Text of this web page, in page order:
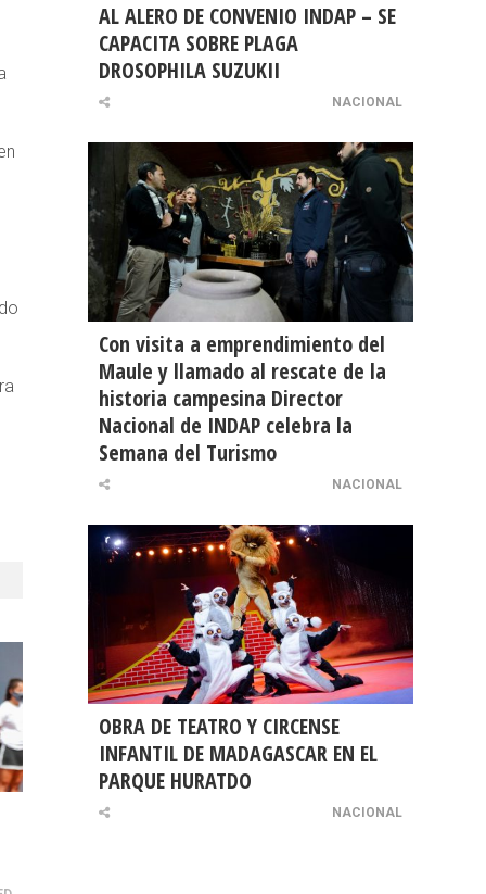
AL ALERO DE CONVENIO INDAP – SE
CAPACITA SOBRE PLAGA
DROSOPHILA SUZUKII
NACIONAL
Con visita a emprendimiento del
Maule y llamado al rescate de la
historia campesina Director
Nacional de INDAP celebra la
Semana del Turismo
NACIONAL
OBRA DE TEATRO Y CIRCENSE
INFANTIL DE MADAGASCAR EN EL
PARQUE HURATDO
NACIONAL